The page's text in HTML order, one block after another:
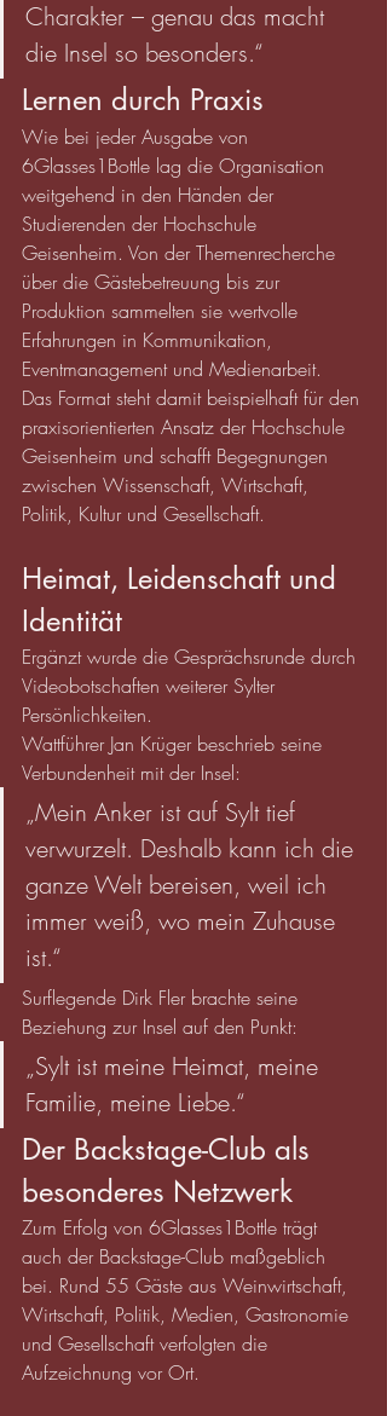
Charakter – genau das macht
die Insel so besonders.“
Lernen durch Praxis
Wie bei jeder Ausgabe von
6Glasses1Bottle lag die Organisation
weitgehend in den Händen der
Studierenden der Hochschule
Geisenheim. Von der Themenrecherche
über die Gästebetreuung bis zur
Produktion sammelten sie wertvolle
Erfahrungen in Kommunikation,
Eventmanagement und Medienarbeit.
Das Format steht damit beispielhaft für den
praxisorientierten Ansatz der Hochschule
Geisenheim und schafft Begegnungen
zwischen Wissenschaft, Wirtschaft,
Politik, Kultur und Gesellschaft.
Heimat, Leidenschaft und
Identität
Ergänzt wurde die Gesprächsrunde durch
Videobotschaften weiterer Sylter
Persönlichkeiten.
Wattführer Jan Krüger beschrieb seine
Verbundenheit mit der Insel:
„Mein Anker ist auf Sylt tief
verwurzelt. Deshalb kann ich die
ganze Welt bereisen, weil ich
immer weiß, wo mein Zuhause
ist.“
Surflegende Dirk Fler brachte seine
Beziehung zur Insel auf den Punkt:
„Sylt ist meine Heimat, meine
Familie, meine Liebe.“
Der Backstage-Club als
besonderes Netzwerk
Zum Erfolg von 6Glasses1Bottle trägt
auch der Backstage-Club maßgeblich
bei. Rund 55 Gäste aus Weinwirtschaft,
Wirtschaft, Politik, Medien, Gastronomie
und Gesellschaft verfolgten die
Aufzeichnung vor Ort.